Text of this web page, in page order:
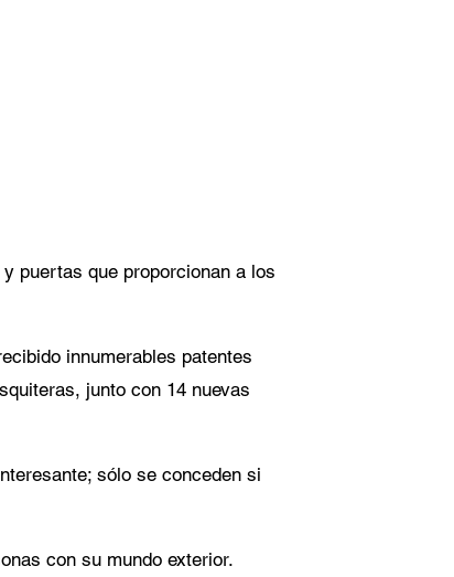
puertas que proporcionan a los
innumerables patentes
junto con 14 nuevas
sólo se conceden si
con su mundo exterior.